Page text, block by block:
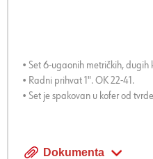
• Set 6-ugaonih metričkih,
• Radni prihvat 1". OK 22-41.
• Set je spakovan u kofer od
Dokumenta